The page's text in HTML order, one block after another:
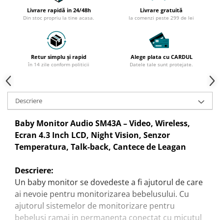
Livrare rapidă in 24/48h
Din stoc propriu la tine acasa.
Livrare gratuită
la comenzi peste 299 de lei
Retur simplu și rapid
în 14 zile conform politicii
Alege plata cu CARDUL
Datele tale sunt protejate.
Descriere
Baby Monitor Audio SM43A – Video, Wireless,
Ecran 4.3 Inch LCD, Night Vision, Senzor
Temperatura, Talk-back, Cantece de Leagan
Descriere:
Un baby monitor se dovedeste a fi ajutorul de care
ai nevoie pentru monitorizarea bebelusului. Cu
ajutorul sistemelor de monitorizare pentru
bebelusi ramai in permanenta conectat cu micutul